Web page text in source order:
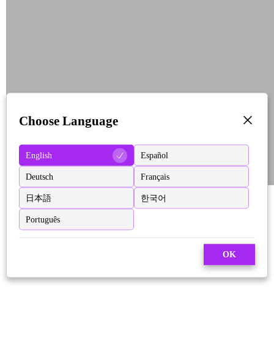
Choose Language
English Español
Deutsch Français
日本語 한국어
Português
OK